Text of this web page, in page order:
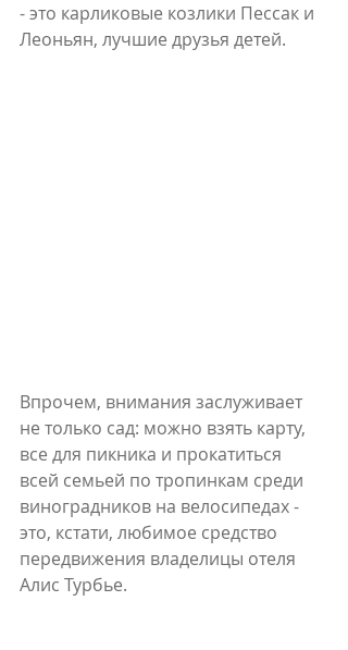
- это карликовые козлики Пессак и
Леоньян, лучшие друзья детей.
Впрочем, внимания заслуживает
не только сад: можно взять карту,
все для пикника и прокатиться
всей семьей по тропинкам среди
виноградников на велосипедах -
это, кстати, любимое средство
передвижения владелицы отеля
Алис Турбье.